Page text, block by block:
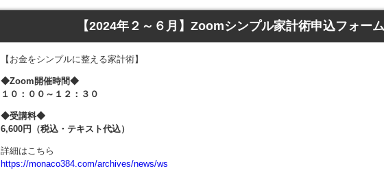
【2024年２～６月】Zoomシンプル家計術申込フォーム
【お金をシンプルに整える家計術】
◆Zoom開催時間◆
１０：００～１２：３０
◆受講料◆
6,600円（税込・テキスト代込）
詳細はこちら
https://monaco384.com/archives/news/ws